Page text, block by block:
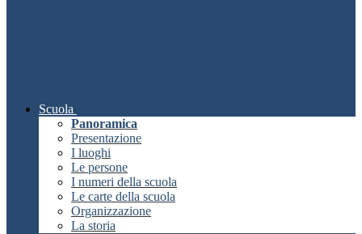
Scuola
Panoramica
Presentazione
I luoghi
Le persone
I numeri della scuola
Le carte della scuola
Organizzazione
La storia